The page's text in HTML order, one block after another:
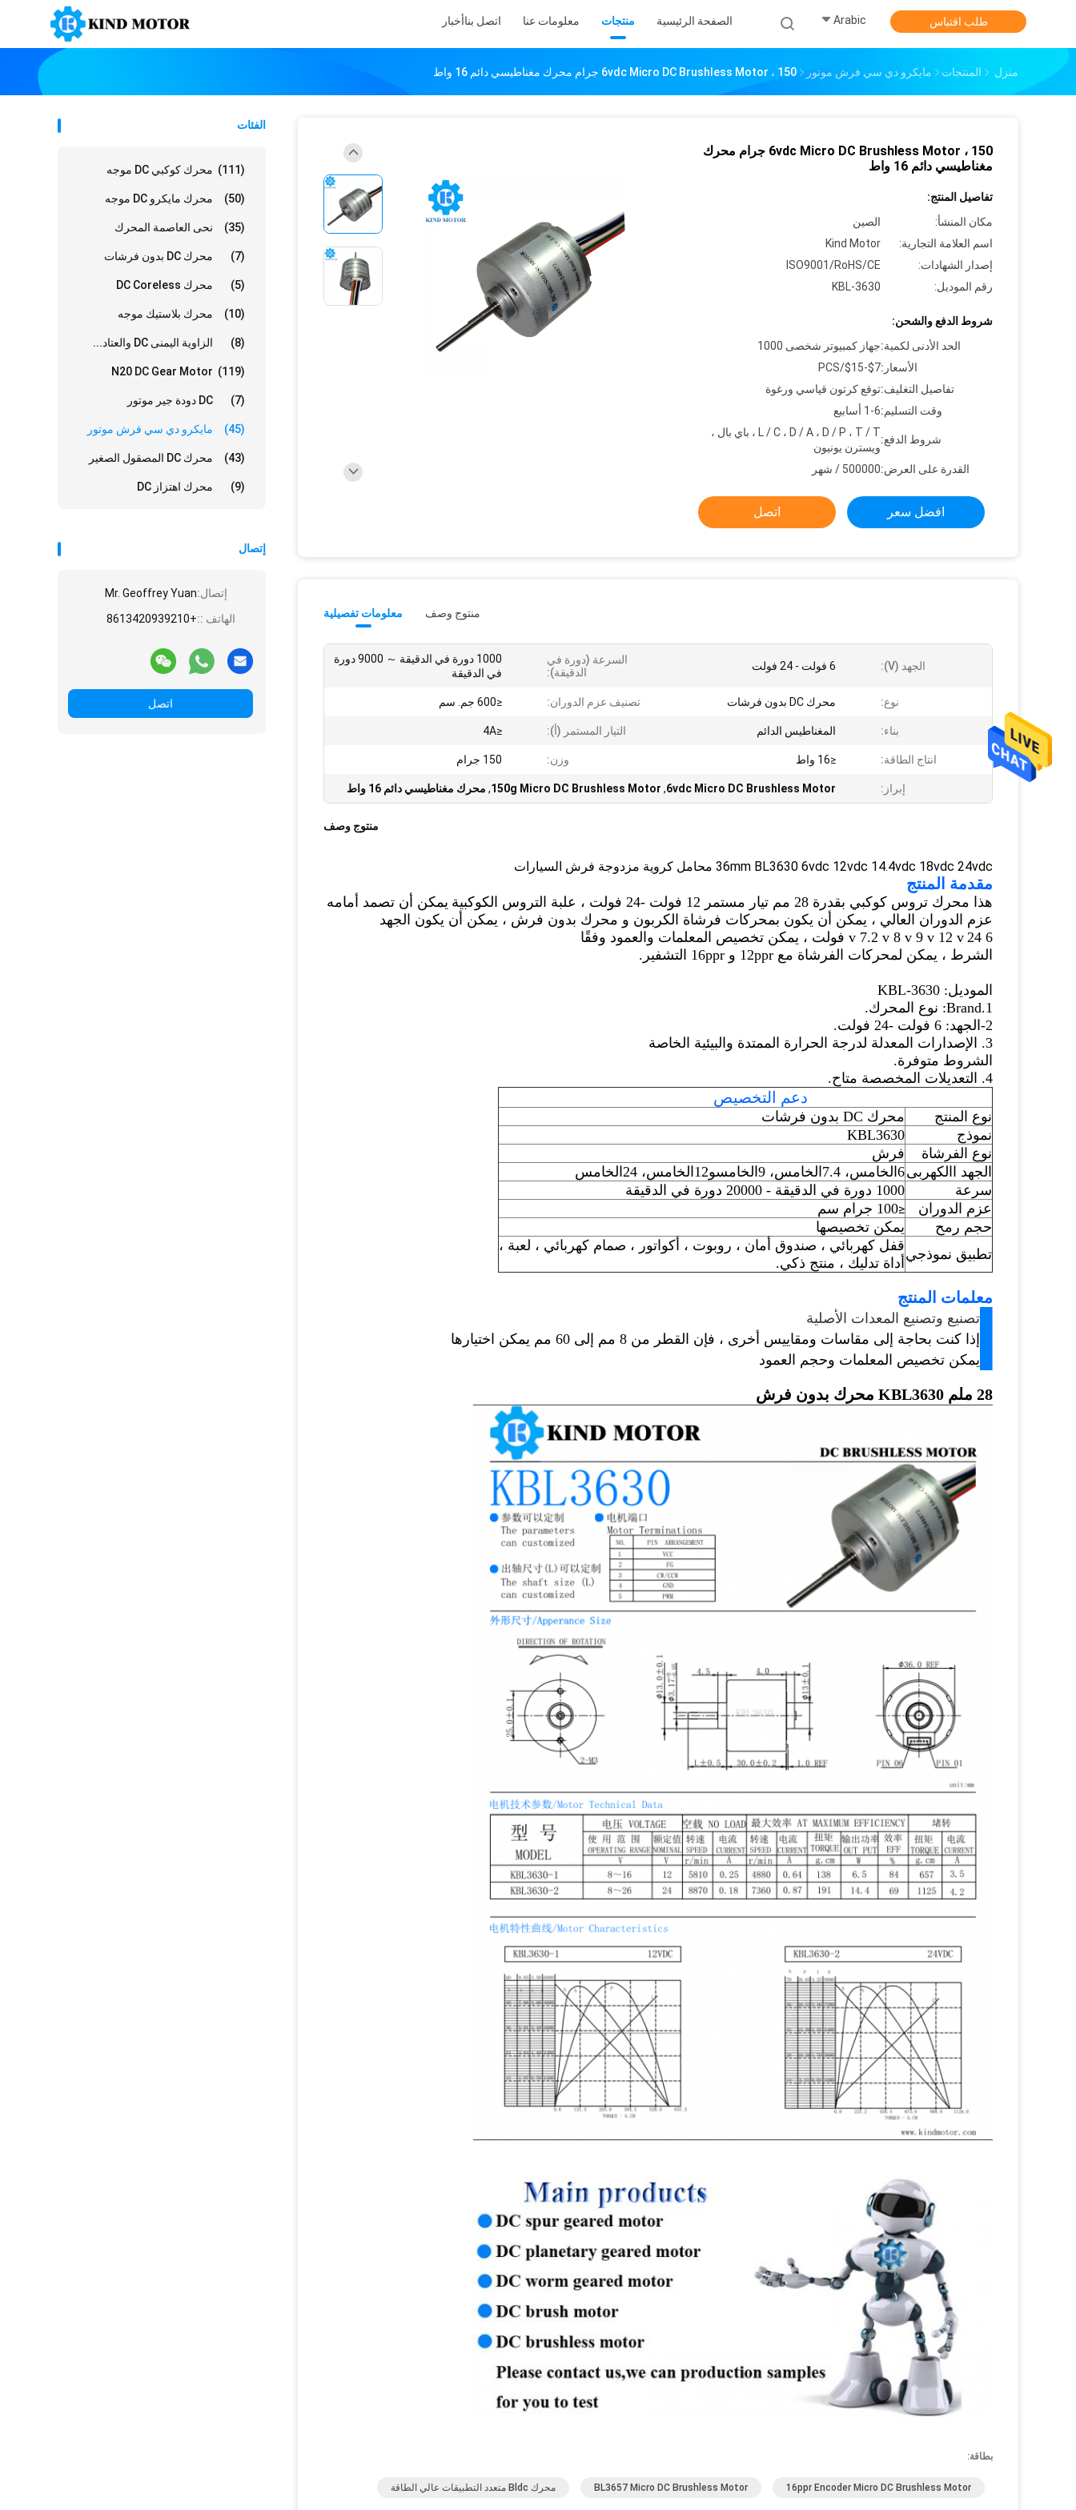
الصفحة الرئيسية منتجات معلومات عنا اتصل بناأخبار Arabic طلب اقتباس
منزل المنتجات مايكرو دي سي فرش موتور 6vdc Micro DC Brushless Motor ، 150 جرام محرك مغناطيسي دائم 16 واط
الفئات
محرك كوكبي DC موجه (111)
محرك مايكرو DC موجه (50)
نحى العاصمة المحرك (35)
محرك DC بدون فرشات (7)
محرك DC Coreless (5)
محرك بلاستيك موجه (10)
الزاوية اليمنى DC والعتاد... (8)
N20 DC Gear Motor (119)
DC دودة جير موتور (7)
مايكرو دي سي فرش موتور (45)
محرك DC المصقول الصغير (43)
محرك اهتزاز DC (9)
إتصال
إتصال:Mr. Geoffrey Yuan
الهاتف ::+8613420939210
اتصل
6vdc Micro DC Brushless Motor ، 150 جرام محرك
مغناطيسي دائم 16 واط
تفاصيل المنتج:
مكان المنشأ:
الصين
اسم العلامة التجارية:
Kind Motor
إصدار الشهادات:
ISO9001/RoHS/CE
رقم الموديل:
KBL-3630
شروط الدفع والشحن:
الحد الأدنى لكمية:جهاز كمبيوتر شخصى 1000
الأسعار:$7-$15/PCS
تفاصيل التغليف:توقع كرتون قياسي ورغوة
وقت التسليم:1-6 أسابيع
شروط الدفع:
L / C ، D / A ، D / P ، T / T ، باي بال ،
ويسترن يونيون
القدرة على العرض:500000 / شهر
افضل سعر اتصل
معلومات تفصيلية منتوج وصف
الجهد (v): 6 فولت - 24 فولت
السرعة (دورة في
الدقيقة):
1000 دورة في الدقيقة ～ 9000 دورة
في الدقيقة
نوع: محرك DC بدون فرشات تصنيف عزم الدوران: ≤600 جم. سم
بناء: المغناطيس الدائم التيار المستمر (أ): ≤4A
انتاج الطاقة: ≤16 واط وزن: 150 جرام
إبراز: 6vdc Micro DC Brushless Motor
,
150g Micro DC Brushless Motor
, محرك مغناطيسي دائم 16 واط
منتوج وصف
36mm BL3630 6vdc 12vdc 14.4vdc 18vdc 24vdc محامل كروية مزدوجة فرش السيارات
مقدمة المنتج
هذا محرك تروس كوكبي بقدرة 28 مم تيار مستمر 12 فولت -24 فولت ، علبة التروس الكوكبية
يمكن أن تصمد أمامه
عزم الدوران العالي ، يمكن أن يكون بمحركات فرشاة الكربون و محرك بدون فرش ، يمكن أن يكون الجهد
6 v 7.2 v 8 v 9 v 12 v 24 فولت ، يمكن تخصيص المعلمات والعمود وفقًا
الشرط ، يمكن لمحركات الفرشاة مع 12ppr
و 16ppr التشفير.
الموديل: KBL-3630
1.Brand: نوع المحرك.
2-الجهد: 6 فولت -24 فولت.
3. الإصدارات المعدلة لدرجة الحرارة الممتدة والبيئية الخاصة
الشروط متوفرة.
4. التعديلات المخصصة متاح.
دعم التخصيص
نوع المنتج
محرك DC بدون فرشات
نموذج
KBL3630
نوع الفرشاة
فرش
الجهد االكهربى6 الخامس، 7.4 الخامس، 9 الخامسو12 الخامس، 24
الخامس
سرعة
1000 دورة في الدقيقة - 200
00 دورة في الدقيقة
عزم الدوران
≤100 جرام سم
حجم رمح
يمكن تخصيصها
تطبيق نموذجي
قفل كهربائي ، صندوق أمان ، روبوت ، أكواتور ، صمام كهربائي ، لعبة ،
أداة تدليك ، منتج ذكي.
معلمات المنتج
تصنيع وتصنيع المعدات الأصلية
إذا كنت بحاجة إلى مقاسات ومقاييس أخرى ، فإن القطر من 8 مم إلى 60 مم يمكن اختيارها
يمكن تخصيص المعلمات وحجم العمود
28 ملم KBL3630 محرك بدون فرش
بطاقة:
16ppr Encoder Micro DC Brushless Motor
BL3657 Micro DC Brushless Motor محرك Bldc متعدد التطبيقات عالي الطاقة